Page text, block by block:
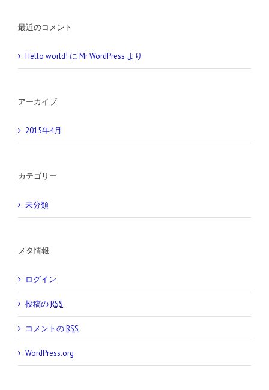
最近のコメント
Hello world! に Mr WordPress より
アーカイブ
2015年4月
カテゴリー
未分類
メタ情報
ログイン
投稿のRSS
コメントのRSS
WordPress.org